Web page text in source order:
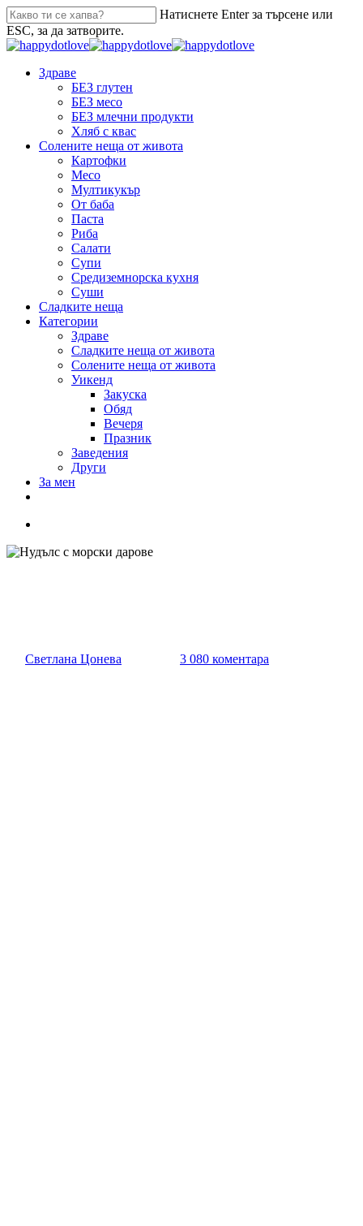
Натиснете Enter за търсене или
ESC, за да затворите.
Здраве
БЕЗ глутен
БЕЗ месо
БЕЗ млечни продукти
Хляб с квас
Солените неща от живота
Картофки
Месо
Мултикукър
От баба
Паста
Риба
Салати
Супи
Средиземнорска кухня
Суши
Сладките неща
Категории
Здраве
Сладките неща от живота
Солените неща от живота
Уикенд
Закуска
Обяд
Вечеря
Празник
Заведения
Други
За мен
Светлана Цонева 3 080 коментара